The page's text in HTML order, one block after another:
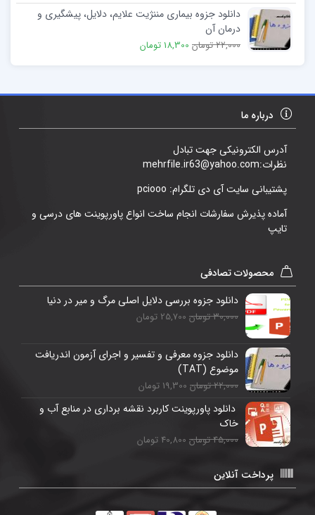
دانلود جزوه بیماری مننژیت علایم، دلایل، پیشگیری و
درمان آن
22,000 تومان 18,300 تومان
درباره ما
آدرس الکترونیکی جهت تبادل
نظرات:mehrfile.ir63@yahoo.com
پشتیبانی سایت آی دی تلگرام: pciooo
آماده پذیرش سفارشات انجام ساخت انواع پاورپوینت های درسی و
تایپ
محصولات تصادفی
دانلود جزوه بررسی دلایل اصلی مرگ و میر در دنیا
30,000 تومان 25,700 تومان
دانلود جزوه معرفی و تفسیر و اجرای آزمون اندریافت
موضوع (TAT)
22,000 تومان 19,300 تومان
دانلود پاورپوینت کاربرد نقشه برداری در منابع آب و
خاک
45,000 تومان 40,800 تومان
پرداخت آنلاین